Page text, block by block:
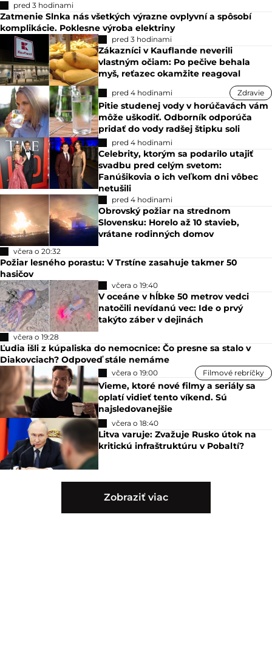
pred 3 hodinami
Zatmenie Slnka nás všetkých výrazne ovplyvní a spôsobí
komplikácie. Poklesne výroba elektriny
pred 3 hodinami
Zákazníci v Kauflande neverili
vlastným očiam: Po pečive behala
myš, reťazec okamžite reagoval
pred 4 hodinami Zdravie
Pitie studenej vody v horúčavách vám
môže uškodiť. Odborník odporúča
pridať do vody radšej štipku soli
pred 4 hodinami
Celebrity, ktorým sa podarilo utajiť
svadbu pred celým svetom:
Fanúšikovia o ich veľkom dni vôbec
netušili
pred 4 hodinami
Obrovský požiar na strednom
Slovensku: Horelo až 10 stavieb,
vrátane rodinných domov
včera o 20:32
Požiar lesného porastu: V Trstíne zasahuje takmer 50
hasičov
včera o 19:40
V oceáne v hĺbke 50 metrov vedci
natočili nevídanú vec: Ide o prvý
takýto záber v dejinách
včera o 19:28
Ľudia išli z kúpaliska do nemocnice: Čo presne sa stalo v
Diakovciach? Odpoveď stále nemáme
včera o 19:00 Filmové rebríčky
Vieme, ktoré nové filmy a seriály sa
oplatí vidieť tento víkend. Sú
najsledovanejšie
včera o 18:40
Litva varuje: Zvažuje Rusko útok na
kritickú infraštruktúru v Pobaltí?
Zobraziť viac